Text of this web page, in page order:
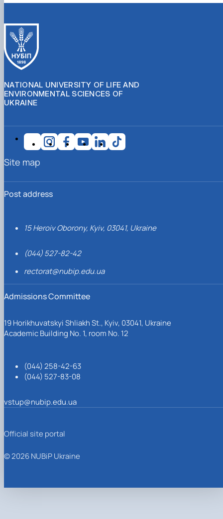
NATIONAL UNIVERSITY OF LIFE AND
ENVIRONMENTAL SCIENCES OF
UKRAINE
Post address
15 Heroiv Oborony, Kyiv, 03041, Ukraine
(044) 527-82-42
rectorat@nubip.edu.ua
Admissions Committee
19 Horikhuvatskyi Shliakh St., Kyiv, 03041, Ukraine
Academic Building No. 1, room No. 12
(044) 258-42-63
(044) 527-83-08
vstup@nubip.edu.ua
Site map
Official site portal
© 2026 NUBiP Ukraine